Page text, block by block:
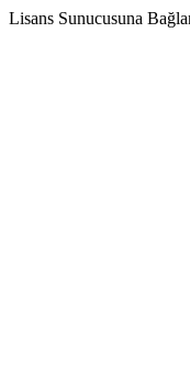
Lisans Sunucusuna